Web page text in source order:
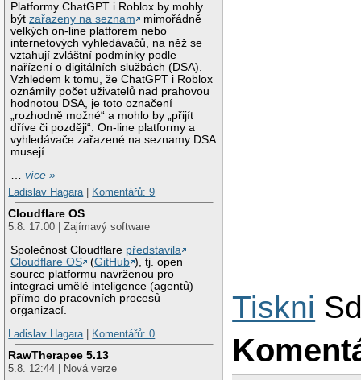
Platformy ChatGPT i Roblox by mohly
býtzařazeny na seznam
mimořádně
velkých on-line platforem nebo
internetových vyhledávačů, na něž se
vztahují zvláštní podmínky podle
nařízení o digitálních službách (DSA).
Vzhledem k tomu, že ChatGPT i Roblox
oznámily počet uživatelů nad prahovou
hodnotou DSA, je toto označení
„rozhodně možné“ a mohlo by „přijít
dříve či později“. On-line platformy a
vyhledávače zařazené na seznamy DSA
musejí
…více »
Ladislav Hagara| Komentářů: 9
Cloudflare OS
5.8. 17:00 | Zajímavý software
Společnost Cloudflare představila
Cloudflare OS
(GitHub ), tj. open
source platformu navrženou pro
integraci umělé inteligence (agentů)
přímo do pracovních procesů
organizací.
Ladislav Hagara| Komentářů: 0
RawTherapee 5.13
5.8. 12:44 | Nová verze
Tiskni